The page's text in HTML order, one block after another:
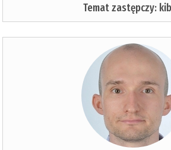
Temat zastępczy: